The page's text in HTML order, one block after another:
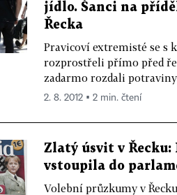
jídlo. Šanci na
Řecka
Pravicoví extremisté se s
rozprostřeli přímo před
zadarmo rozdali
2. 8. 2012 ▪ 2 min. čtení
Zlatý úsvit v
vstoupila do
Volební průzkumy v